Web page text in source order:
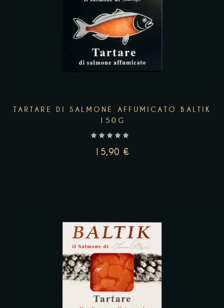
TARTARE DI SALMONE AFFUMICATO BALTIK
150G
15,90 €
AGGIUNGI AL CARRELLO